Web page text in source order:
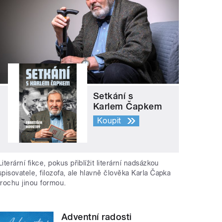
Setkání s
Karlem Čapkem
Koupit
fikce, pokus přiblížit literární nadsázkou
filozofa, ale hlavně člověka Karla Čapka
jinou formou.
Adventní radosti